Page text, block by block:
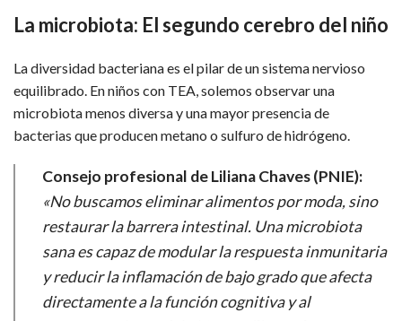
La microbiota: El segundo cerebro del niño
La diversidad bacteriana es el pilar de un sistema nervioso
equilibrado. En niños con TEA, solemos observar una
microbiota menos diversa y una mayor presencia de
bacterias que producen metano o sulfuro de hidrógeno.
Consejo profesional de Liliana Chaves (PNIE):
«No buscamos eliminar alimentos por moda, sino
restaurar la barrera intestinal. Una microbiota
sana es capaz de modular la respuesta inmunitaria
y reducir la inflamación de bajo grado que afecta
directamente a la función cognitiva y al